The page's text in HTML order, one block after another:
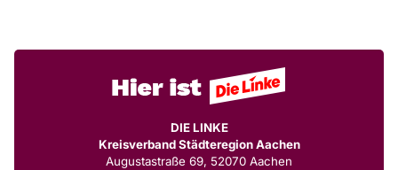
DIE LINKE
Kreisverband Städteregion Aachen
Augustastraße 69, 52070 Aachen